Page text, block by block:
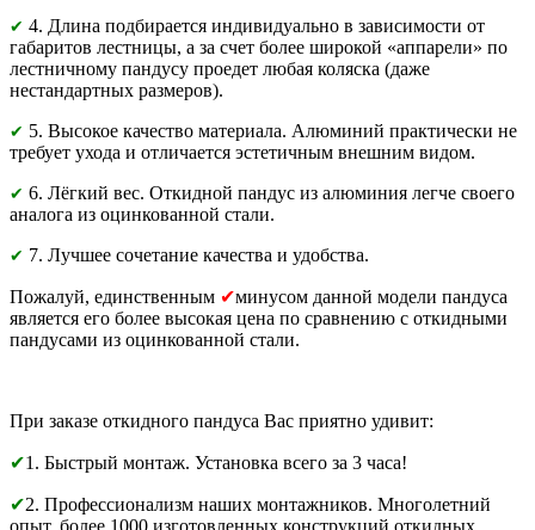
✔ 4. Длина подбирается индивидуально в зависимости от
габаритов лестницы, а за счет более широкой «аппарели» по
лестничному пандусу проедет любая коляска (даже
нестандартных размеров).
✔ 5. Высокое качество материала. Алюминий практически не
требует ухода и отличается эстетичным внешним видом.
✔ 6. Лёгкий вес. Откидной пандус из алюминия легче своего
аналога из оцинкованной стали.
✔ 7. Лучшее сочетание качества и удобства.
Пожалуй, единственным ✔минусом данной модели пандуса
является его более высокая цена по сравнению с откидными
пандусами из оцинкованной стали.
При заказе откидного пандуса Вас приятно удивит:
✔1. Быстрый монтаж. Установка всего за 3 часа!
✔2. Профессионализм наших монтажников. Многолетний
опыт, более 1000 изготовленных конструкций откидных